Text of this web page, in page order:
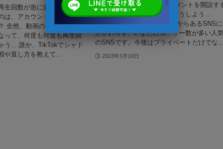
生回数が急に減ってる...最
は、アカウントがシャドウ
全然、動画の再生回数が増
って、何度も何度も再生回
う... 誰か、TikTokでシャド
や直し方を教えて...
録するのかわからない アカウントを開設す
方法は今さら聞きづらいしどうしよう…
X（Twitter）は、10年以上前からあるSNS
かかわらず、いまだにユーザー数が多い人
のSNSです。今後はプライベートだけでな
2023年3月16日